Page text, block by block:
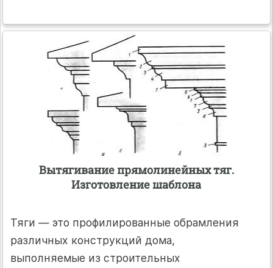
Вытягивание прямолинейных тяг.
Изготовление шаблона
Тяги — это профилированные обрамления
различных конструкций дома,
выполняемые из строительных